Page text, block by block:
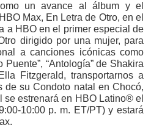
un avance al álbum y el
Max, En Letra de Otro, en el
a HBO en el primer especial de
dirigido por una mujer, para
a canciones icónicas como
Puente”, “Antología” de Shakira
Fitzgerald, transportarnos a
de su Condoto natal en Chocó,
estrenará en HBO Latino® el
10:00 p. m. ET/PT) y estará